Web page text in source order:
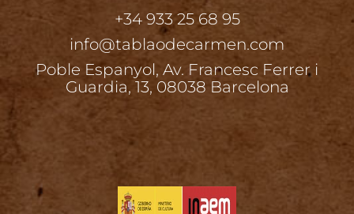
+34 933 25 68 95
info@tablaodecarmen.com
Poble Espanyol, Av. Francesc Ferrer i
Guardia, 13, 08038 Barcelona